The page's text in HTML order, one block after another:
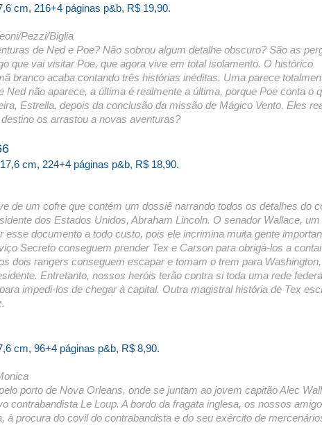
cm, 216+4 páginas p&b, R$ 19,90.
Pezzi/Biglia
de Ned e Poe? Não sobrou algum detalhe obscuro? São as
que vai visitar Poe, que agora vive em total isolamento. O histórico
branco acaba contando três histórias inéditas. Uma parece
Ned não aparece, a última é realmente a última, porque Poe conta o
Estrella, depois da conclusão da missão de Mágico Vento. Eles
os arrastou a novas aventuras?
cm, 224+4 páginas p&b, R$ 18,90.
de um cofre que contém um dossiê narrando todos os detalhes do
dos Estados Unidos, Abraham Lincoln. O senador Wallace, um
esse documento a todo custo, pois ele incrimina muita gente
Secreto conseguem prender Tex e Carson para obrigá-los a
dois rangers conseguem escapar e tomam o trem para
Entretanto, nossos heróis terão contra si toda uma rede
impedi-los de chegar à capital. Outra magistral história de Tex
cm, 96+4 páginas p&b, R$ 8,90.
porto de Nova Orleans, onde se juntam ao jovem capitão Alec
contrabandista Le Loup. A bordo da fragata inglesa, os nossos
à procura do covil do contrabandista e do seu exército de